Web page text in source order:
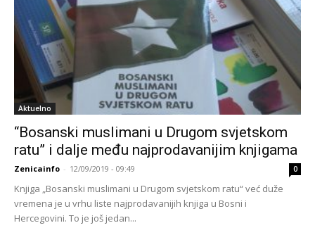
Aktuelno
“Bosanski muslimani u Drugom svjetskom
ratu” i dalje među najprodavanijim knjigama
Zenicainfo - 12/09/2019 - 09:49 0
Knjiga „Bosanski muslimani u Drugom svjetskom ratu“ već duže
vremena je u vrhu liste najprodavanijih knjiga u Bosni i
Hercegovini. To je još jedan...